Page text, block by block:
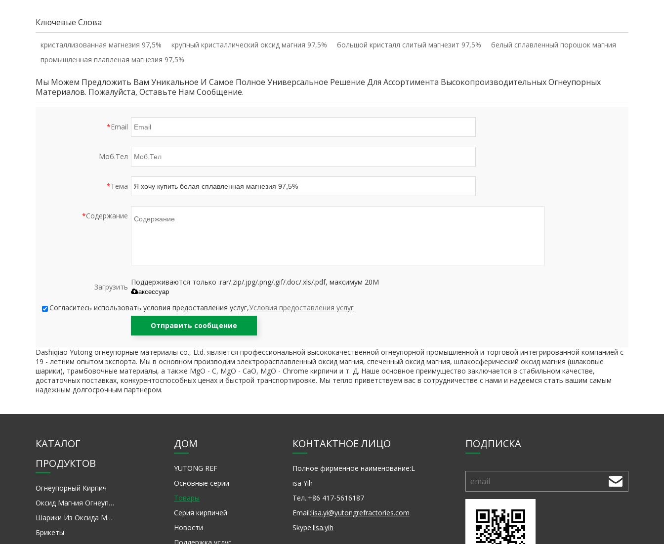
Ключевые Слова
кристаллизованная магнезия 97,5% крупный кристаллический оксид магния 97,5% большой кристалл слитый магнезит 97,5%
белый сплавленный порошок магния
промышленная плавленая магнезия 97,5%
Мы Можем Предложить Вам Уникальное И Самое Полное Универсальное Решение Для Ассортимента Высокопроизводительных Огнеупорных
Материалов. Пожалуйста, Оставьте Нам Сообщение.
*Email
Моб.Тел
*Тема
*Содержание
Загрузить
Поддерживаются только .rar/.zip/.jpg/.png/.gif/.doc/.xls/.pdf, максимум 20M
аксессуар
Согласитесь использовать условия предоставления услуг,Условия предоставления услуг
Отправить сообщение
Dashiqiao Yutong огнеупорные материалы co., Ltd. является профессиональной высококачественной огнеупорной промышленной и торговой интегрированной компанией с
19 - летним опытом экспорта. Мы в основном производим электрорасплавленный оксид магния, спеченный оксид магния, шлакосферический оксид магния (шлаковые
шарики), трамбовочные материалы, а также MgO - C, MgO - CaO, MgO - Chrome кирпичи и т. Д. Наше основное преимущество заключается в стабильном качестве,
достаточных поставках, конкурентоспособных ценах и быстрой транспортировке. Мы тепло приветствуем вас в сотрудничестве с нами и надеемся стать вашим самым
надежным долгосрочным партнером.
КАТАЛОГ
ПРОДУКТОВ
Огнеупорный Кирпич
Оксид Магния Огнеупорное Сырье
Шарики Из Оксида Магния
Брикеты
ДОМ
YUTONG REF
Основные серии
Товары
Серия кирпичей
Новости
КОНТАКТНОЕ ЛИЦО
Полное фирменное наименование:L
isa Yih
Тел.:+86 417-5616187
Email:lisa.yi@yutongrefractories.com
Skype:lisa.yih
ПОДПИСКА